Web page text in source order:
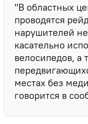
"В областных
проводятся
нарушителей
касательно
велосипедов, а
местах без
говорится в